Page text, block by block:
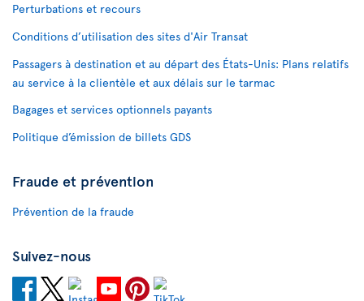
Perturbations et recours
Conditions d’utilisation des sites d'Air Transat
Passagers à destination et au départ des États-Unis: Plans relatifs
au service à la clientèle et aux délais sur le tarmac
Bagages et services optionnels payants
Politique d’émission de billets GDS
Fraude et prévention
Prévention de la fraude
Suivez-nous